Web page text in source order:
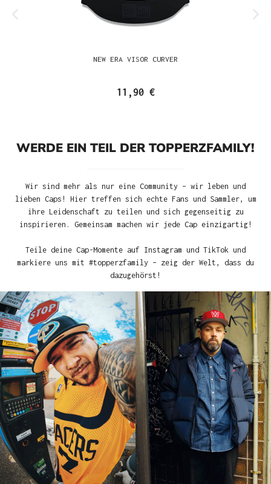
NEW ERA VISOR CURVER
11,90 €
WERDE EIN TEIL DER TOPPERZFAMILY!
Wir sind mehr als nur eine Community – wir leben und
lieben Caps! Hier treffen sich echte Fans und Sammler, um
ihre Leidenschaft zu teilen und sich gegenseitig zu
inspirieren. Gemeinsam machen wir jede Cap einzigartig!
Teile deine Cap-Momente auf Instagram und TikTok und
markiere uns mit #topperzfamily – zeig der Welt, dass du
dazugehörst!